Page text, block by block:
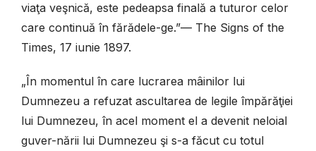
viaţa veşnică, este pedeapsa finală a tuturor celor
care continuă în fărădele-ge.”— The Signs of the
Times, 17 iunie 1897.
„În momentul în care lucrarea mâinilor lui
Dumnezeu a refuzat ascultarea de legile împărăţiei
lui Dumnezeu, în acel moment el a devenit neloial
guver-nării lui Dumnezeu şi s-a făcut cu totul